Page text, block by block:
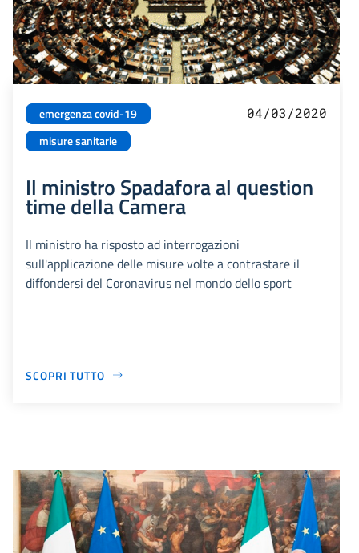
emergenza covid-19
misure sanitarie
04/03/2020
Il ministro Spadafora al question
time della Camera
Il ministro ha risposto ad interrogazioni
sull'applicazione delle misure volte a contrastare il
diffondersi del Coronavirus nel mondo dello sport
SCOPRI TUTTO